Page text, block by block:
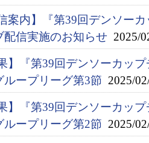
案内】『第39回デンソー
配信実施のお知らせ 2025/
】『第39回デンソーカッ
ループリーグ第3節 2025/
】『第39回デンソーカッ
ループリーグ第2節 2025/